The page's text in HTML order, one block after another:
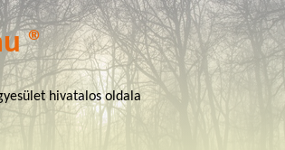
®
hivatalos oldala